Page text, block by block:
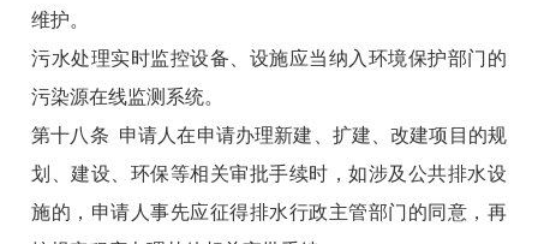
维护。
污水处理实时监控设备、设施应当纳入环境保护部门的
污染源在线监测系统。
第十八条 申请人在申请办理新建、扩建、改建项目的规
划、建设、环保等相关审批手续时，如涉及公共排水设
施的，申请人事先应征得排水行政主管部门的同意，再